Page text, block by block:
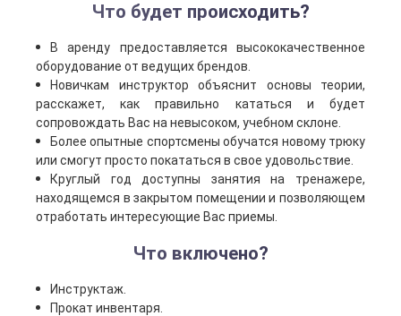
Что будет происходить?
В аренду предоставляется высококачественное
оборудование от ведущих брендов.
Новичкам инструктор объяснит основы теории,
расскажет, как правильно кататься и будет
сопровождать Вас на невысоком, учебном склоне.
Более опытные спортсмены обучатся новому трюку
или смогут просто покататься в свое удовольствие.
Круглый год доступны занятия на тренажере,
находящемся в закрытом помещении и позволяющем
отработать интересующие Вас приемы.
Что включено?
Инструктаж.
Прокат инвентаря.